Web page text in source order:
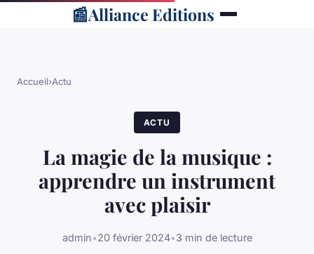
📰Alliance Editions
Accueil›Actu
ACTU
La magie de la musique :
apprendre un instrument
avec plaisir
admin•20 février 2024•3 min de lecture